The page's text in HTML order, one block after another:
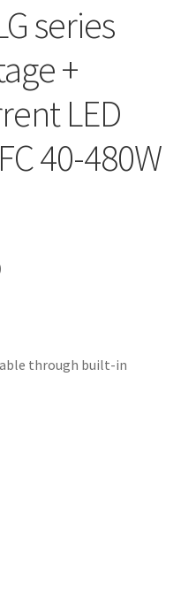
series
+
LED
40-480W
through built-in